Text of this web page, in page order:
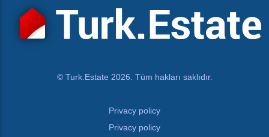
© Turk.Estate 2026. Tüm hakları saklıdır.
Privacy policy
Privacy policy